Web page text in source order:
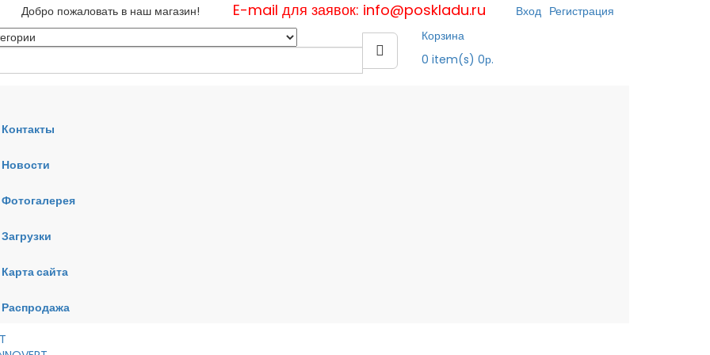
Добро пожаловать в наш магазин! E-mail для заявок: info@poskladu.ru Вход Регистрация
Корзина
0 item(s) 0р.
Контакты
Новости
Фотогалерея
Загрузки
Карта сайта
Распродажа